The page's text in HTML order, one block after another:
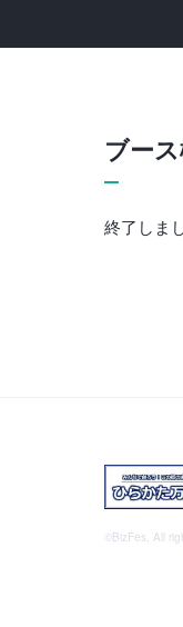
ブー
終了しま
©BizFes, All